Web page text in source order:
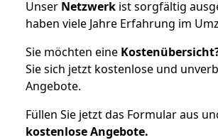
Unser Netzwerk ist sorgfältig
haben viele Jahre Erfahrung im
Sie möchten eine
Sie sich jetzt kostenlose und
Angebote.
Füllen Sie jetzt das Formular aus
kostenloseAngebote.